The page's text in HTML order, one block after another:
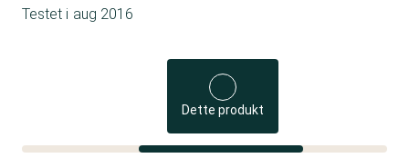
Testet i aug 2016
Dette produkt